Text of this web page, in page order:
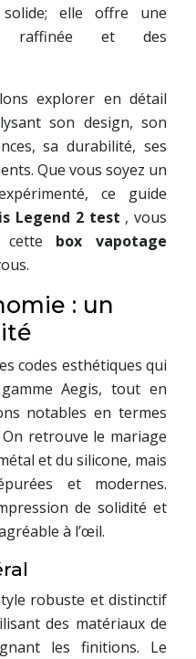
elle offre une
raffinée et des
explorer en détail
son design, son
sa durabilité, ses
Que vous soyez un
ce guide
Legend 2 test , vous
cette box vapotage
: un
codes esthétiques qui
Aegis, tout en
notables en termes
retrouve le mariage
et du silicone, mais
et modernes.
de solidité et
à l’œil.
robuste et distinctif
des matériaux de
les finitions. Le